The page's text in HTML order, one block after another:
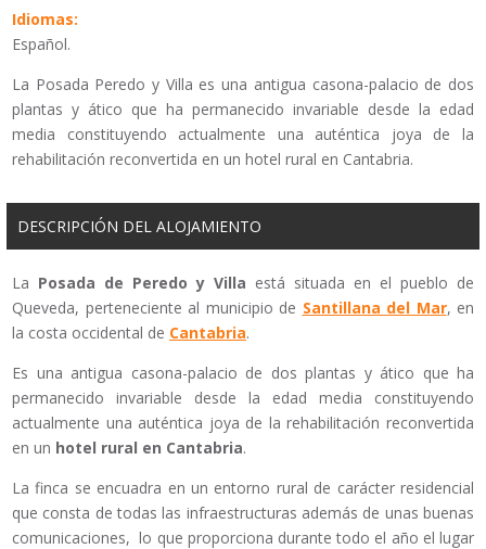
Idiomas:
Español.
La Posada Peredo y Villa es una antigua casona-palacio de dos
plantas y ático que ha permanecido invariable desde la edad
media constituyendo actualmente una auténtica joya de la
rehabilitación reconvertida en un hotel rural en Cantabria.
DESCRIPCIÓN DEL ALOJAMIENTO
La Posada de Peredo y Villa está situada en el pueblo de
Queveda, perteneciente al municipio de Santillana del Mar, en
la costa occidental de Cantabria.
Es una antigua casona-palacio de dos plantas y ático que ha
permanecido invariable desde la edad media constituyendo
actualmente una auténtica joya de la rehabilitación reconvertida
en un hotel rural en Cantabria.
La finca se encuadra en un entorno rural de carácter residencial
que consta de todas las infraestructuras además de unas buenas
comunicaciones, lo que proporciona durante todo el año el lugar